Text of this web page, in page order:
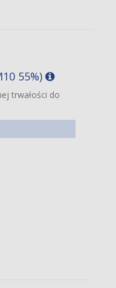
55%)
trwałości do